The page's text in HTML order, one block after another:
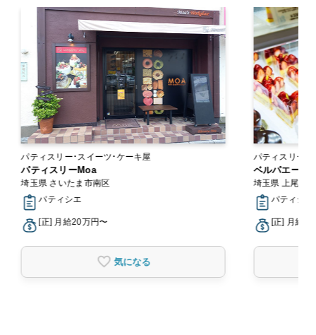
パティスリー・スイーツ・ケーキ屋
パティスリーMoa
埼玉県 さいたま市南区
パティシエ
[正] 月給20万円〜
気になる
パティスリー・スイー
ン
ベルパエーゼ
埼玉県 上尾市
パティシエ
[正] 月給